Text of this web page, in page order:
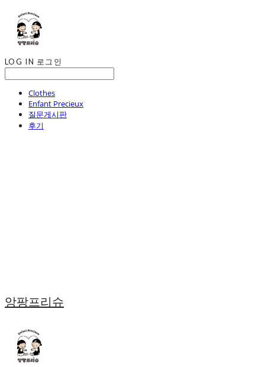
LOG IN 로그인
Clothes
Enfant Precieux
질문게시판
후기
앙팡프리슈